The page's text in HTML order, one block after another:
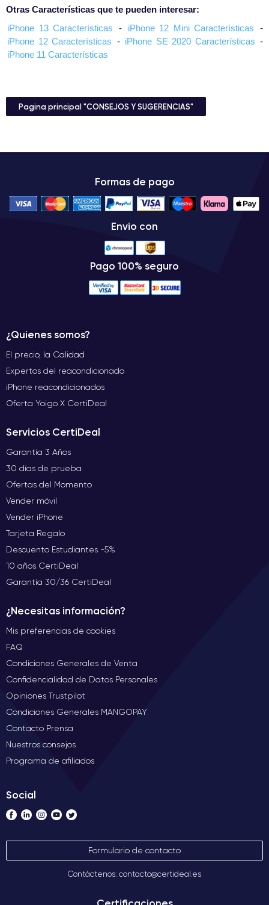
Otras Características que te pueden interesar:
iPhone 13 Características
- iPhone 12 Mini Características
-
iPhone 12 Características - iPhone SE 2020 Características -
iPhone 11 Características
Pagina principal "CONSEJOS Y SUGERENCIAS"
Formas de pago
Envio con
Pago 100% seguro
¿Quienes somos?
El precio, la Calidad
Expertos del reacondicionado
iPhone reacondicionados
Oferta Yoigo X CertiDeal
Servicios CertiDeal
Garantía 3 Años
30 días de prueba
Ofertas del Momento
Vender móvil
Vender iPhone
Tarjeta Regalo
Descuento Estudiantes -5%
10 años CertiDeal
Garantía 30/36 CertiDeal
¿Necesitas información?
Mis preferencias de cookies
FAQ
Condiciones Generales de Venta
Confidencialidad de Datos Personales
Opiniones Trustpilot
Condiciones Generales MANGOPAY
Contacto Prensa
Nuestros consejos
Programa de afiliados
Social
Formulario de contacto
Contáctenos: contacto@certideal.es